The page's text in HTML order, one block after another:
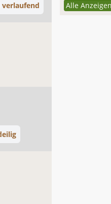
verlaufend
Alle Anzeigen